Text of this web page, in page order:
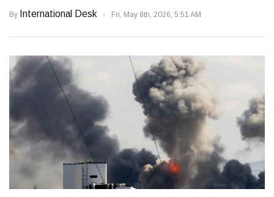
By International Desk Fri, May 8th, 2026, 5:51 AM